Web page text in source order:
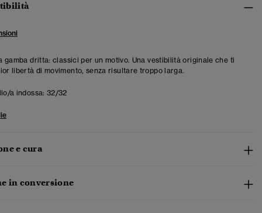
gamba dritta: classici per un motivo. Una vestibilità originale che ti
libertà di movimento, senza risultare troppo larga.
a indossa: 32/32
e cura
in conversione